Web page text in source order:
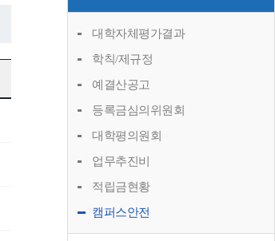
대학자체평가결과
학칙/제규정
예결산공고
등록금심의위원회
대학평의원회
업무추진비
적립금현황
캠퍼스안전